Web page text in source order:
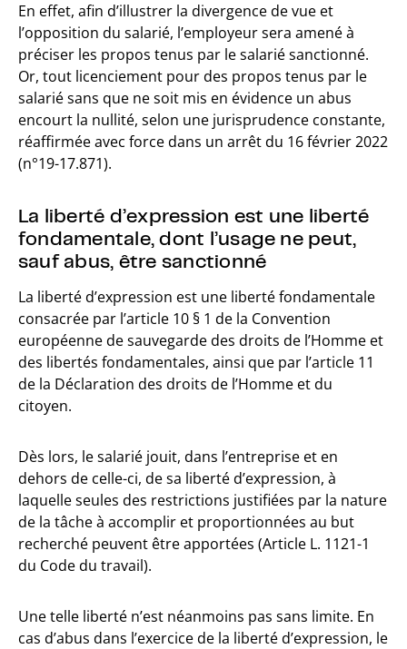
En effet, afin d’illustrer la divergence de vue et
l’opposition du salarié, l’employeur sera amené à
préciser les propos tenus par le salarié sanctionné.
Or, tout licenciement pour des propos tenus par le
salarié sans que ne soit mis en évidence un abus
encourt la nullité, selon une jurisprudence constante,
réaffirmée avec force dans un arrêt du 16 février 2022
(n°19-17.871).
La liberté d’expression est une liberté
fondamentale, dont l’usage ne peut,
sauf abus, être sanctionné
La liberté d’expression est une liberté fondamentale
consacrée par l’article 10 § 1 de la Convention
européenne de sauvegarde des droits de l’Homme et
des libertés fondamentales, ainsi que par l’article 11
de la Déclaration des droits de l’Homme et du
citoyen.
Dès lors, le salarié jouit, dans l’entreprise et en
dehors de celle-ci, de sa liberté d’expression, à
laquelle seules des restrictions justifiées par la nature
de la tâche à accomplir et proportionnées au but
recherché peuvent être apportées (Article L. 1121-1
du Code du travail).
Une telle liberté n’est néanmoins pas sans limite. En
cas d’abus dans l’exercice de la liberté d’expression, le